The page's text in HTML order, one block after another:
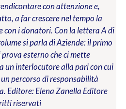
con attenzione e,
a far crescere nel tempo la
con i donatori. Con la lettera A di
si parla di Aziende: il primo
esterno che ci mette
un interlocutore alla pari con cui
percorso di responsabilità
Editore: Elena Zanella Editore
riservati